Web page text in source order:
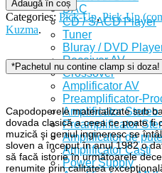
DAC
CD / SACD Player
Tuner
Bluray / DVD
Receiver AV
Crossover
Amplificator AV
Preamplificator-
Amplificator Stereo
Preamplificator
Amplificator de
Amplificator Casti
Power Supply
Adaugă în coș
Categories: Pick-Up,Pick-Up
Kuzma.
*Pachetul nu contine clamp si doza!
Capodoperele materializate sub
dovada clasică a ceea ce poate fi
muzică şi geniul ingineresc se
sloven a început în anul 1982 o
să facă istorie în următoarele
renumite prin calitatea